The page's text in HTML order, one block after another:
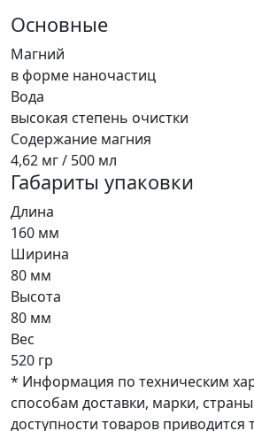
Основные
Магний
в форме наночастиц
Вода
высокая степень очистки
Содержание магния
4,62 мг / 500 мл
Габариты упаковки
Длина
160 мм
Ширина
80 мм
Высота
80 мм
Вес
520 гр
* Информация по техническим
способам доставки, марки,
доступности товаров приводится